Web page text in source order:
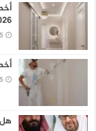
2026 – دليل شامل